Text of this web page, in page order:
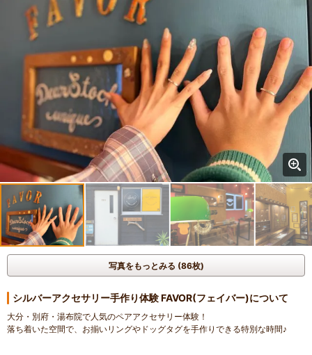
写真をもっとみる (86枚)
シルバーアクセサリー手作り体験 FAVOR(フェイバー)について
大分・別府・湯布院で人気のペアアクセサリー体験！
落ち着いた空間で、お揃いリングやドッグタグを手作りできる特別な時間♪